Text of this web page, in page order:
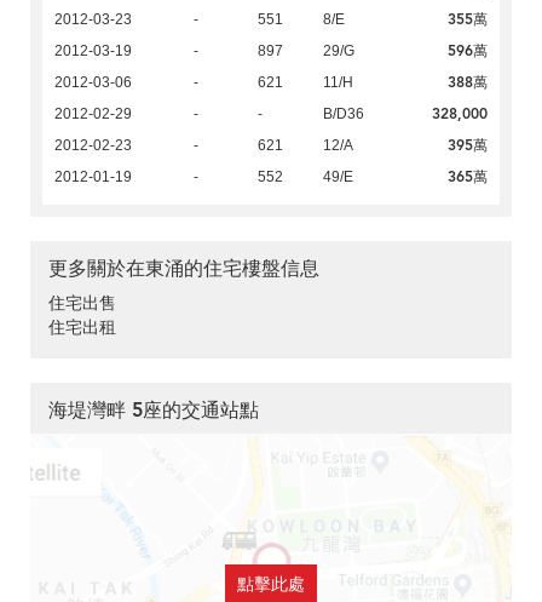
2012-03-23 - 551 8/E 355萬
2012-03-19 - 897 29/G 596萬
2012-03-06 - 621 11/H 388萬
2012-02-29 - - B/D36 328,000
2012-02-23 - 621 12/A 395萬
2012-01-19 - 552 49/E 365萬
更多關於在東涌的住宅樓盤信息
住宅出售
住宅出租
海堤灣畔 5座的交通站點
點擊此處